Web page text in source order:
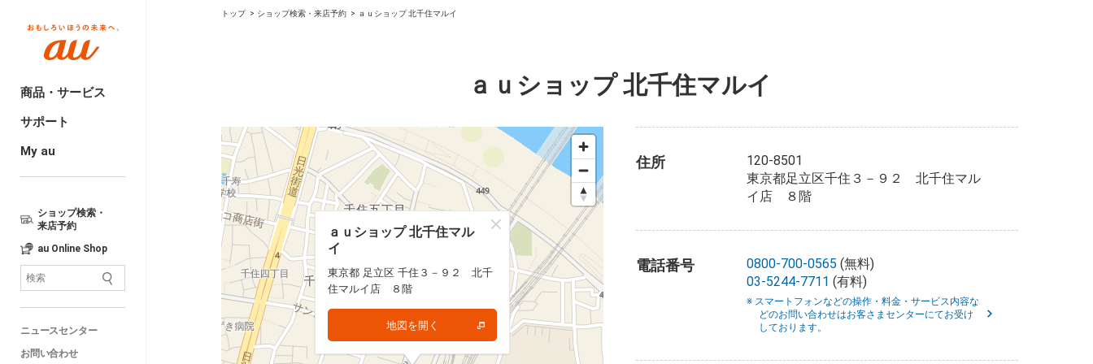
商品・サービス
サポート
My au
ショップ検索・
来店予約
au Online Shop
ニュースセンター
お問い合わせ
トップ ショップ検索・来店予約 ａｕショップ 北千住マルイ
ａｕショップ 北千住マルイ
ａｕショップ 北千住マル
イ
東京都 足立区 千住３－９２ 北千
住マルイ店 ８階
地図を開く
ａｕショップ 北千住マル
イ
東京都 足立区 千住３－９２ 北千
住マルイ店 ８階
地図を開く
住所
120-8501
東京都足立区千住３－９２ 北千住マル
イ店 ８階
電話番号 0800-700-0565 (無料)
03-5244-7711 (有料)
※ スマートフォンなどの操作・料金・サービス内容な
どのお問い合わせはお客さまセンターにてお受け
しております。